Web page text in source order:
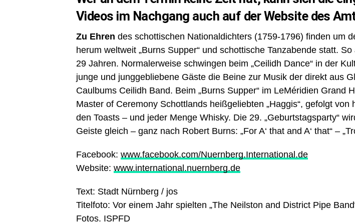
Videos im Nachgang auch auf der Website des
Zu Ehren des schottischen Nationaldichters (1759-1796) finden um
herum weltweit „Burns Supper“ und schottische Tanzabende statt.
29 Jahren. Normalerweise schwingen beim „Ceilidh Dance“ in der
junge und junggebliebene Gäste die Beine zur Musik der direkt aus
Caulbums Ceilidh Band. Beim „Burns Supper“ im LeMéridien Grand
Master of Ceremony Schottlands heißgeliebten „Haggis“, gefolgt von
den Toasts – und jeder Menge Whisky. Die 29. „Geburtstagsparty“
Geiste gleich – ganz nach Robert Burns: „For A‘ that and A‘ that“ –
Facebook: www.facebook.com/Nuernberg.International.de
Website: www.international.nuernberg.de
Text: Stadt Nürnberg / jos
Titelfoto: Vor einem Jahr spielten „The Neilston and District Pipe
Fotos. ISPFD